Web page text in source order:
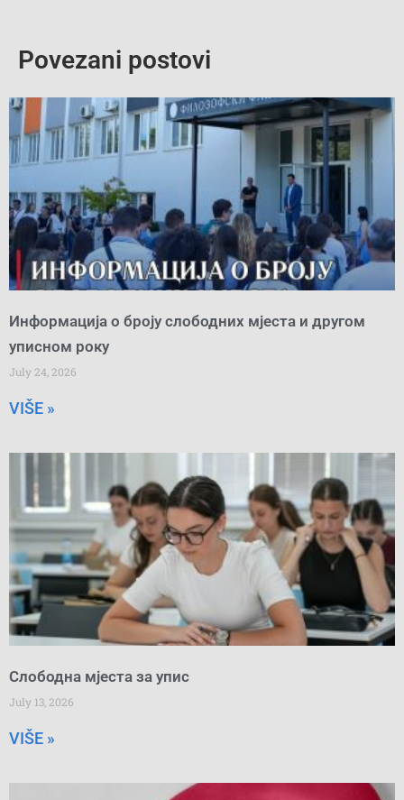
Povezani postovi
Информација о броју слободних мјеста и другом
уписном року
July 24, 2026
VIŠE »
Слободна мјеста за упис
July 13, 2026
VIŠE »